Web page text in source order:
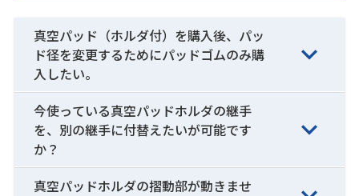
真空パッド（ホルダ付）を購入後、パッ
ド径を変更するためにパッドゴムのみ購
入したい。
今使っている真空パッドホルダの継手
を、別の継手に付替えたいが可能です
か？
真空パッドホルダの摺動部が動きませ